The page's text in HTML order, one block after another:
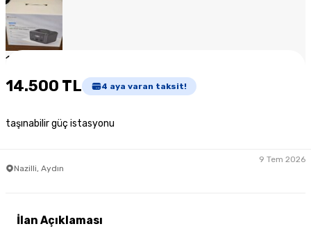
1
14.500 TL 4 aya varan taksit!
taşınabilir güç istasyonu
Nazilli, Aydın
9 Tem 2026
İlan Açıklaması